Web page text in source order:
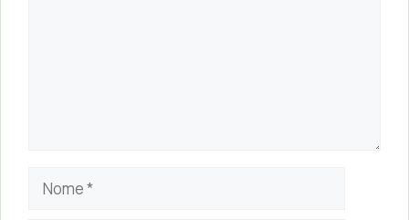
Nome